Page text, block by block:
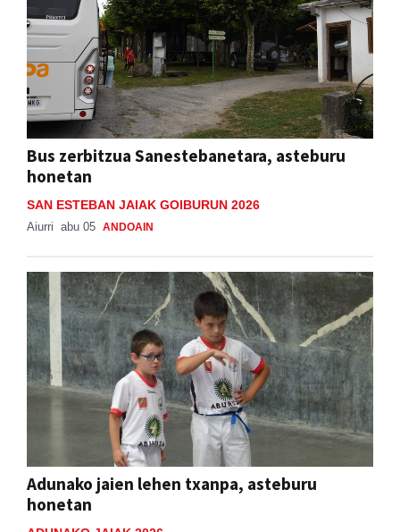
Bus zerbitzua Sanestebanetara, asteburu
honetan
SAN ESTEBAN JAIAK GOIBURUN 2026
Aiurri abu 05 ANDOAIN
Adunako jaien lehen txanpa, asteburu
honetan